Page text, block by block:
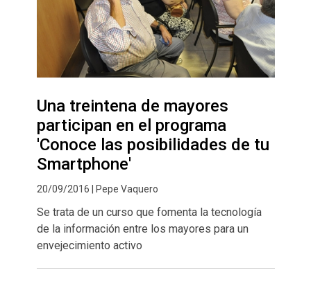
Una treintena de mayores
participan en el programa
'Conoce las posibilidades de tu
Smartphone'
20/09/2016 | Pepe Vaquero
Se trata de un curso que fomenta la tecnología
de la información entre los mayores para un
envejecimiento activo